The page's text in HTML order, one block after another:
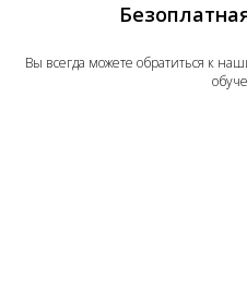
Вы всегда можете обратиться к